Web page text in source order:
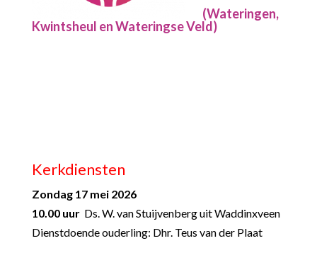
(Wateringen,
Kwintsheul en Wateringse Veld)
Kerkdiensten
Zondag 17 mei 2026
10.00 uur Ds. W. van Stuijvenberg uit Waddinxveen
Dienstdoende ouderling: Dhr. Teus van der Plaat